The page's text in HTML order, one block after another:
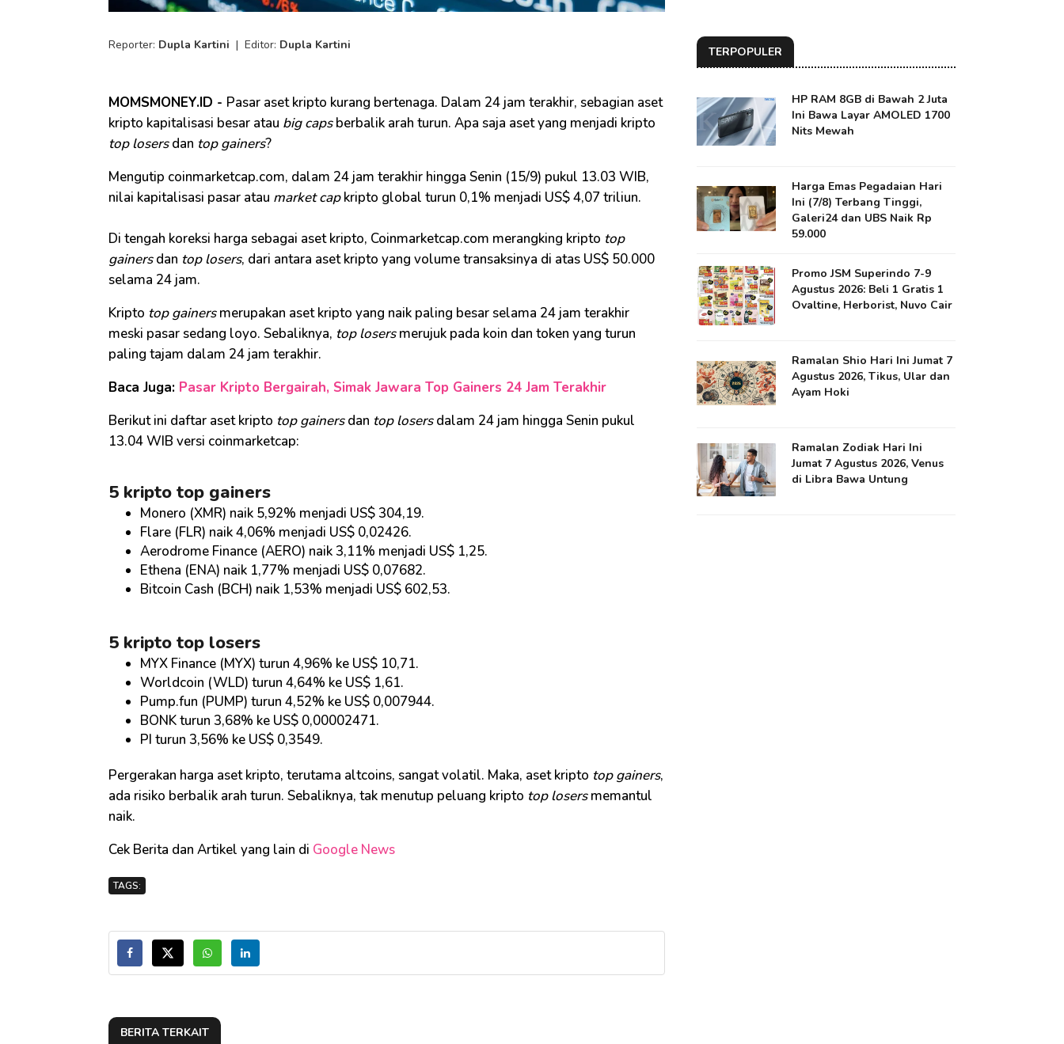
Reporter: Dupla Kartini | Editor: Dupla Kartini
MOMSMONEY.ID - Pasar aset kripto kurang bertenaga. Dalam 24 jam terakhir, sebagian aset
kripto kapitalisasi besar atau big capsberbalik arah turun. Apa saja aset yang menjadi kripto
top losersdan top gainers?
Mengutip coinmarketcap.com, dalam 24 jam terakhir hingga Senin (15/9) pukul 13.03 WIB,
nilai kapitalisasi pasar atau market capkripto global turun 0,1% menjadi US$ 4,07 triliun.
Di tengah koreksi harga sebagai aset kripto, Coinmarketcap.com merangking kripto top
gainersdan top losers, dari antara aset kripto yang volume transaksinya di atas US$ 50.000
selama 24 jam.
Kripto top gainersmerupakan aset kripto yang naik paling besar selama 24 jam terakhir
meski pasar sedang loyo. Sebaliknya, top losersmerujuk pada koin dan token yang turun
paling tajam dalam 24 jam terakhir.
Baca Juga: Pasar Kripto Bergairah, Simak Jawara Top Gainers 24 Jam Terakhir
Berikut ini daftar aset kripto top gainersdan top losersdalam 24 jam hingga Senin pukul
13.04 WIB versi coinmarketcap:
5 kripto top gainers
Monero (XMR) naik 5,92% menjadi US$ 304,19.
Flare (FLR) naik 4,06% menjadi US$ 0,02426.
Aerodrome Finance (AERO) naik 3,11% menjadi US$ 1,25.
Ethena (ENA) naik 1,77% menjadi US$ 0,07682.
Bitcoin Cash (BCH) naik 1,53% menjadi US$ 602,53.
5 kripto top losers
MYX Finance (MYX) turun 4,96% ke US$ 10,71.
Worldcoin (WLD) turun 4,64% ke US$ 1,61.
Pump.fun (PUMP) turun 4,52% ke US$ 0,007944.
BONK turun 3,68% ke US$ 0,00002471.
PI turun 3,56% ke US$ 0,3549.
Pergerakan harga aset kripto, terutama altcoins, sangat volatil. Maka, aset kripto top gainers,
ada risiko berbalik arah turun. Sebaliknya, tak menutup peluang kripto top losersmemantul
naik.
Cek Berita dan Artikel yang lain di Google News
TAGS:
BERITA TERKAIT
TERPOPULER
HP RAM 8GB di Bawah 2 Juta
Ini Bawa Layar AMOLED 1700
Nits Mewah
Harga Emas Pegadaian Hari
Ini (7/8) Terbang Tinggi,
Galeri24 dan UBS Naik Rp
59.000
Promo JSM Superindo 7-9
Agustus 2026: Beli 1 Gratis 1
Ovaltine, Herborist, Nuvo Cair
Ramalan Shio Hari Ini Jumat 7
Agustus 2026, Tikus, Ular dan
Ayam Hoki
Ramalan Zodiak Hari Ini
Jumat 7 Agustus 2026, Venus
di Libra Bawa Untung